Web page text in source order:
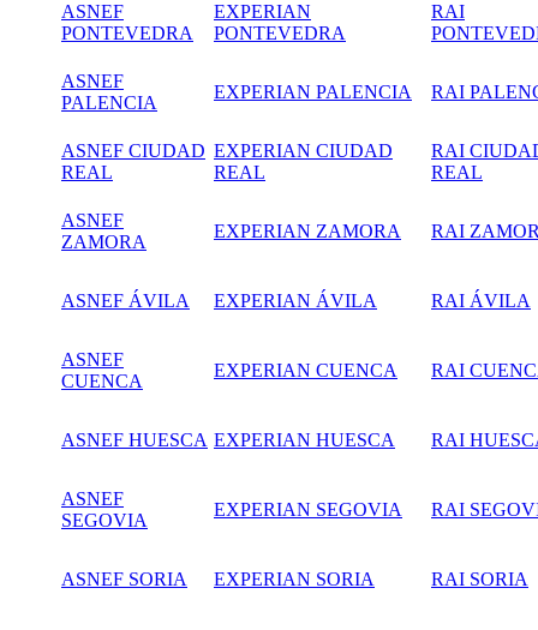
ASNEF
PONTEVEDRA
EXPERIAN
PONTEVEDRA
RAI
ASNEF
PALENCIA
EXPERIAN PALENCIA RAI
ASNEF CIUDAD
REAL
EXPERIAN CIUDAD
REAL
RAI
REAL
ASNEF
ZAMORA
EXPERIAN ZAMORA RAI
ASNEF ÁVILA EXPERIAN ÁVILA RAI ÁVILA
ASNEF
CUENCA
EXPERIAN CUENCA RAI
ASNEF HUESCA EXPERIAN HUESCA RAI
ASNEF
SEGOVIA
EXPERIAN SEGOVIA RAI
ASNEF SORIA EXPERIAN SORIA RAI SORIA